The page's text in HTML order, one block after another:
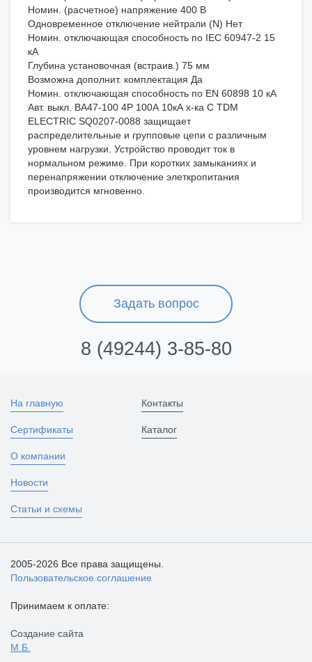
Номин. (расчетное) напряжение 400 В
Одновременное отключение нейтрали (N) Нет
Номин. отключающая способность по IEC 60947-2 15
кА
Глубина установочная (встраив.) 75 мм
Возможна дополнит. комплектация Да
Номин. отключающая способность по EN 60898 10 кА
Авт. выкл. ВА47-100 4Р 100А 10кА х-ка С TDM
ELECTRIC SQ0207-0088 защищает
распределительные и групповые цепи с различным
уровнем нагрузки. Устройство проводит ток в
нормальном режиме. При коротких замыканиях и
перенапряжении отключение элеткропитания
производится мгновенно.
Задать вопрос
8 (49244) 3-85-80
На главную
Сертификаты
О компании
Новости
Статьи и схемы
Контакты
Каталог
2005-2026 Все права защищены.
Пользовательское соглашение
Принимаем к оплате:
Создание сайта
М.Б.